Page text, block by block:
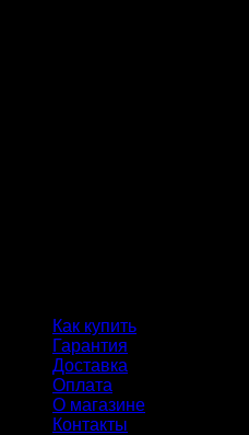
Как купить
Гарантия
Доставка
Оплата
О магазине
Контакты